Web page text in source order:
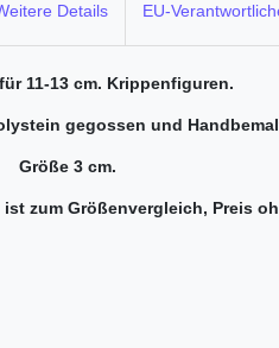
Details EU-
11-13 cm. Krippenfiguren.
gegossen und
Größe 3 cm.
zum Größenvergleich, Preis